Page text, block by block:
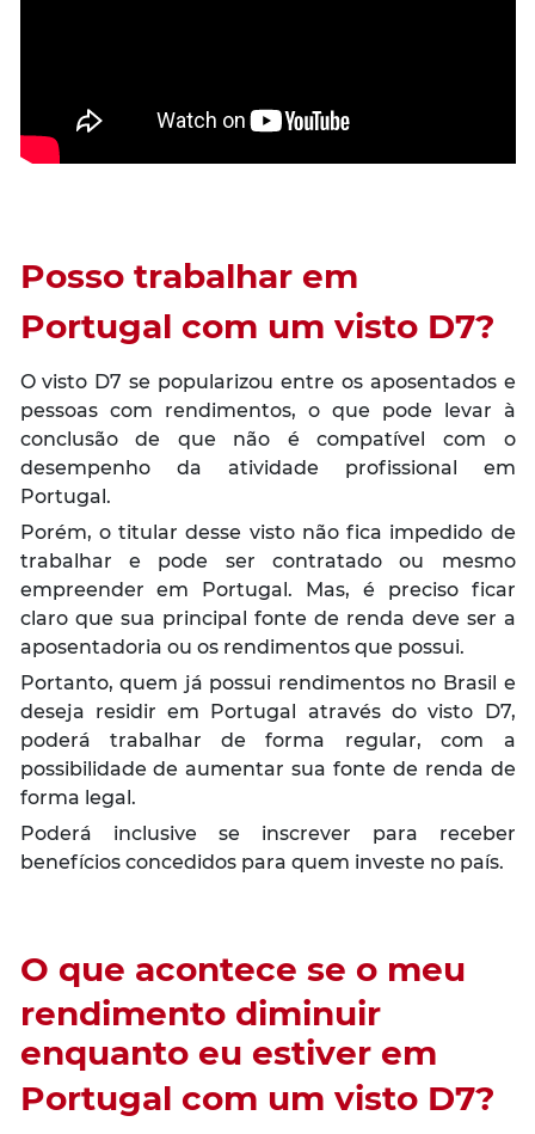
Posso trabalhar em
Portugal com um visto D7?
O visto D7 se popularizou entre os aposentados e
pessoas com rendimentos, o que pode levar à
conclusão de que não é compatível com o
desempenho da atividade profissional em
Portugal.
Porém, o titular desse visto não fica impedido de
trabalhar e pode ser contratado ou mesmo
empreender em Portugal. Mas, é preciso ficar
claro que sua principal fonte de renda deve ser a
aposentadoria ou os rendimentos que possui.
Portanto, quem já possui rendimentos no Brasil e
deseja residir em Portugal através do visto D7,
poderá trabalhar de forma regular, com a
possibilidade de aumentar sua fonte de renda de
forma legal.
Poderá inclusive se inscrever para receber
benefícios concedidos para quem investe no país.
O que acontece se o meu
rendimento diminuir
enquanto eu estiver em
Portugal com um visto D7?